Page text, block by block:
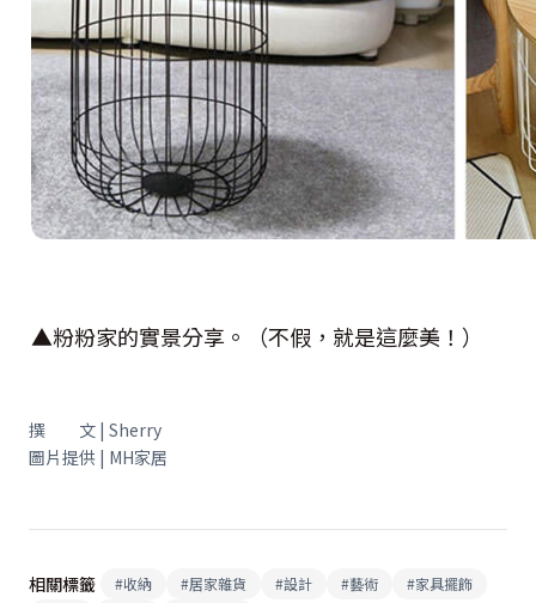
▲粉粉家的實景分享。（不假，就是這麼美！）
撰 文 | Sherry
圖片提供 | MH家居
相關標籤 #收納 #居家雜貨 #設計 #藝術 #家具擺飾